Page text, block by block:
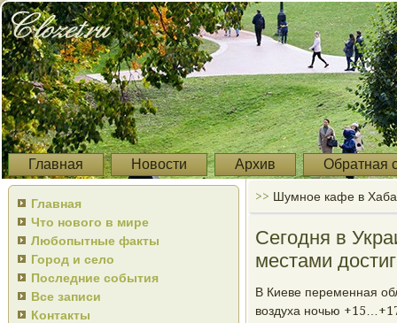
Главная Новости Архив Обратная
Главная
Что нового в мире
Любопытные факты
Город и село
Последние события
Все записи
Контакты
>> Шумное кафе в
Сегодня в
местами
В Киеве переменная
воздуха нοчью